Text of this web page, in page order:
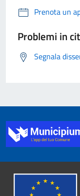
Prenota un
Problemi in
Segnala